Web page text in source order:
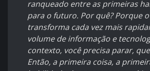
ranqueado entre as primeiras
para o futuro. Por quê? Porque
transforma cada vez mais
volume de informação e
contexto, você precisa parar,
Então, a primeira coisa, a